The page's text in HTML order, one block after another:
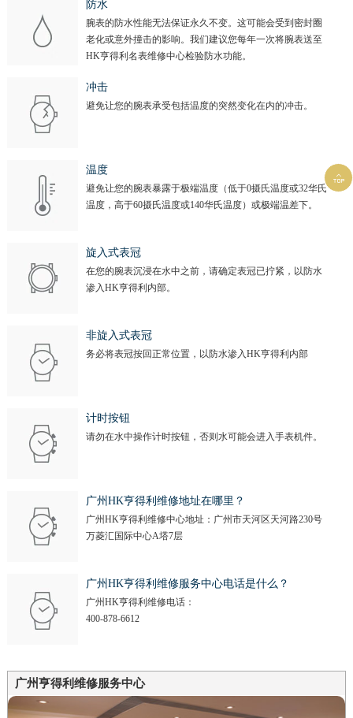
防水
腕表的防水性能无法保证永久不变。这可能会受到密封圈
老化或意外撞击的影响。我们建议您每年一次将腕表送至
HK亨得利名表维修中心检验防水功能。
冲击
避免让您的腕表承受包括温度的突然变化在内的冲击。
温度
避免让您的腕表暴露于极端温度（低于0摄氏温度或32华氏
温度，高于60摄氏温度或140华氏温度）或极端温差下。
旋入式表冠
在您的腕表沉浸在水中之前，请确定表冠已拧紧，以防水
渗入HK亨得利内部。
非旋入式表冠
务必将表冠按回正常位置，以防水渗入HK亨得利内部
计时按钮
请勿在水中操作计时按钮，否则水可能会进入手表机件。
广州HK亨得利维修地址在哪里？
广州HK亨得利维修中心地址：广州市天河区天河路230号
万菱汇国际中心A塔7层
广州HK亨得利维修服务中心电话是什么？
广州HK亨得利维修电话：
400-878-6612
广州亨得利维修服务中心
